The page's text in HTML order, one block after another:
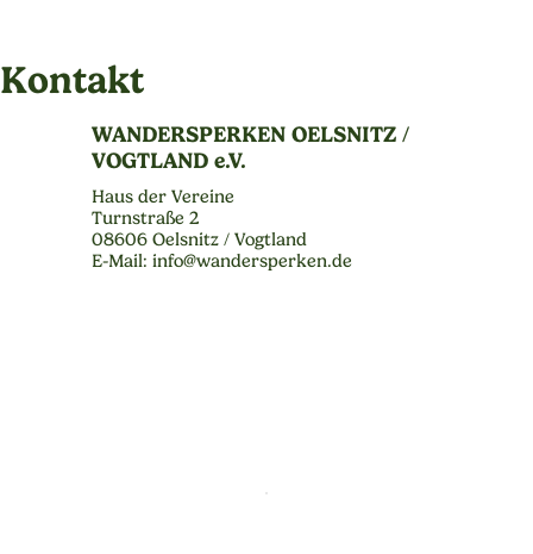
Kontakt
WANDERSPERKEN OELSNITZ /
VOGTLAND e.V.
Haus der Vereine
Turnstraße 2
08606 Oelsnitz / Vogtland
E-Mail: info@wandersperken.de